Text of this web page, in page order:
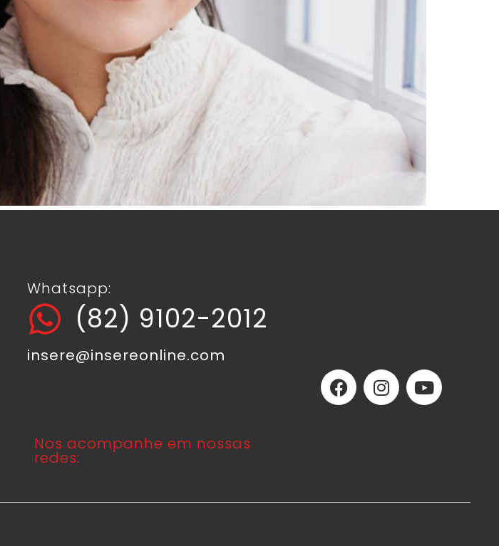
Whatsapp:
(82) 9102-2012
insere@insereonline.com
Nos acompanhe em nossas
redes: